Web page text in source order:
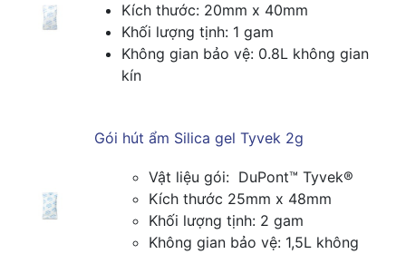
Kích thước: 20mm x 40mm
Khối lượng tịnh: 1 gam
Không gian bảo vệ: 0.8L không gian
kín
Gói hút ẩm Silica gel Tyvek 2g
Vật liệu gói: DuPont™ Tyvek®
Kích thước 25mm x 48mm
Khối lượng tịnh: 2 gam
Không gian bảo vệ: 1,5L không